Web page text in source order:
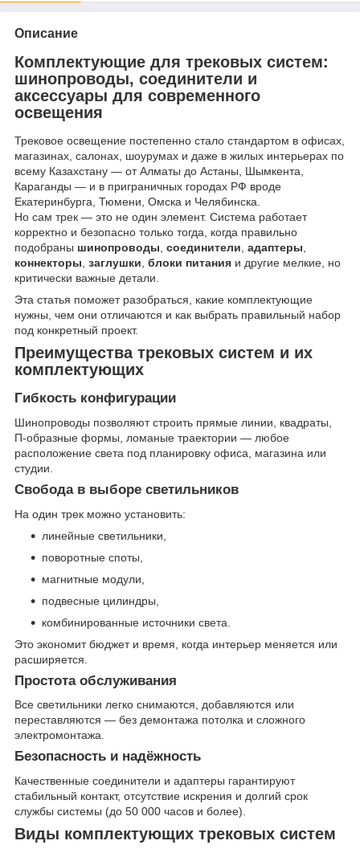
Описание
Комплектующие для трековых систем:
шинопроводы, соединители и
аксессуары для современного
освещения
Трековое освещение постепенно стало стандартом в офисах,
магазинах, салонах, шоурумах и даже в жилых интерьерах по
всему Казахстану — от Алматы до Астаны, Шымкента,
Караганды — и в приграничных городах РФ вроде
Екатеринбурга, Тюмени, Омска и Челябинска.
Но сам трек — это не один элемент. Система работает
корректно и безопасно только тогда, когда правильно
подобраны шинопроводы, соединители, адаптеры,
коннекторы, заглушки, блоки питания и другие мелкие, но
критически важные детали.
Эта статья поможет разобраться, какие комплектующие
нужны, чем они отличаются и как выбрать правильный набор
под конкретный проект.
Преимущества трековых систем и их
комплектующих
Гибкость конфигурации
Шинопроводы позволяют строить прямые линии, квадраты,
П-образные формы, ломаные траектории — любое
расположение света под планировку офиса, магазина или
студии.
Свобода в выборе светильников
На один трек можно установить:
линейные светильники,
поворотные споты,
магнитные модули,
подвесные цилиндры,
комбинированные источники света.
Это экономит бюджет и время, когда интерьер меняется или
расширяется.
Простота обслуживания
Все светильники легко снимаются, добавляются или
переставляются — без демонтажа потолка и сложного
электромонтажа.
Безопасность и надёжность
Качественные соединители и адаптеры гарантируют
стабильный контакт, отсутствие искрения и долгий срок
службы системы (до 50 000 часов и более).
Виды комплектующих трековых систем